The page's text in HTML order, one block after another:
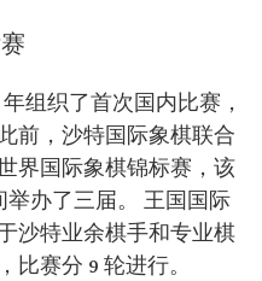
组织了首次国内比赛，
前，沙特国际象棋联合
界国际象棋锦标赛，该
举办了三届。 王国国际
沙特业余棋手和专业棋
比赛分 9 轮进行。